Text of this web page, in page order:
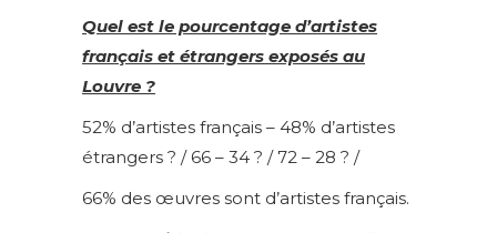
Quel est le pourcentage d’artistes
français et étrangers exposés au
Louvre ?
52% d’artistes français – 48% d’artistes
étrangers ? / 66 – 34 ? / 72 – 28 ? /
66% des œuvres sont d’artistes français.